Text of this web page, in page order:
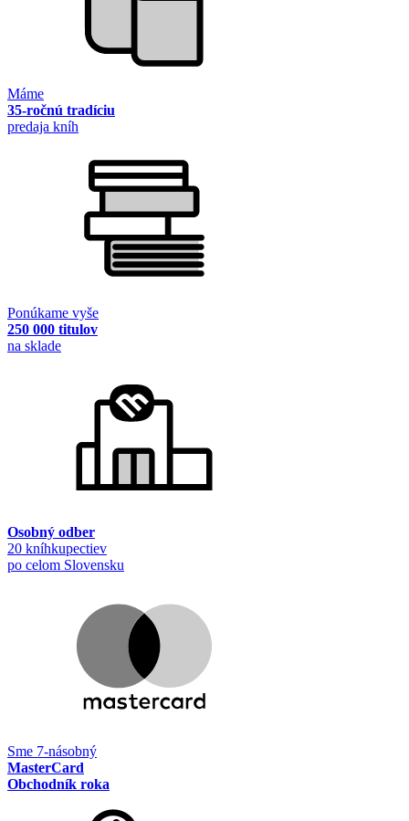
Máme
35-ročnú tradíciu
predaja kníh
Ponúkame vyše
250 000 titulov
na sklade
Osobný odber
20 kníhkupectiev
po celom Slovensku
Sme 7-násobný
MasterCard
Obchodník roka